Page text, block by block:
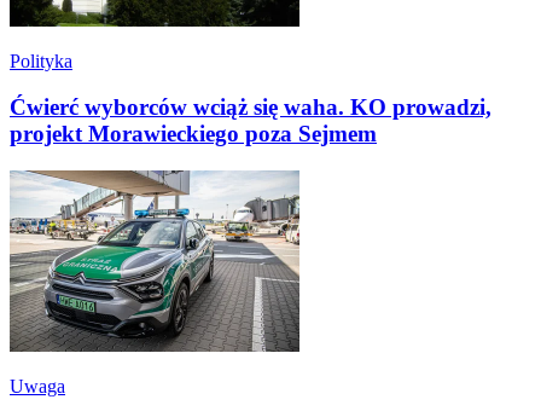
Polityka
Ćwierć wyborców wciąż się waha. KO prowadzi,
projekt Morawieckiego poza Sejmem
Uwaga